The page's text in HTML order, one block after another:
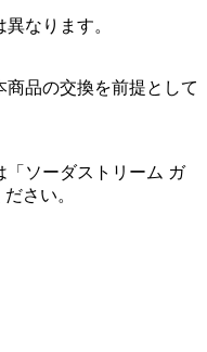
なります。
品の交換を前提として
「ソーダストリーム ガ
さい。